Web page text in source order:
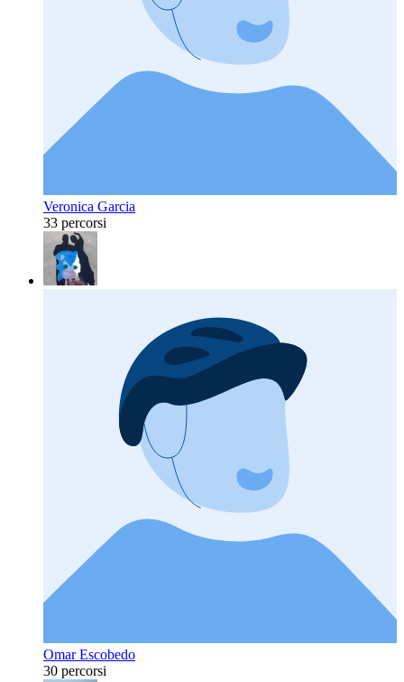
Veronica Garcia
33 percorsi
Omar Escobedo
30 percorsi